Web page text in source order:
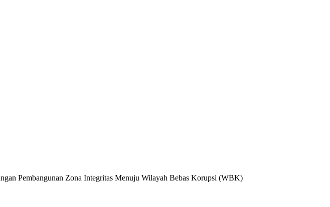
Pembangunan Zona Integritas Menuju Wilayah Bebas Korupsi (WBK)